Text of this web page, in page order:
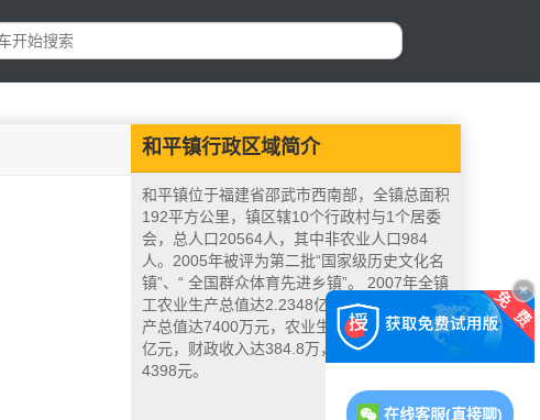
和平镇行政区域简介
和平镇位于福建省邵武市西南部，全镇总面积
192平方公里，镇区辖10个行政村与1个居委
会，总人口20564人，其中非农业人口984
人。2005年被评为第二批“国家级历史文化名
镇”、“ 全国群众体育先进乡镇”。 2007年全镇
工农业生产总值达2.2348亿元。其中工业生
产总值达7400万元，农业生产总值达1.4948
亿元，财政收入达384.8万，农民人均收入达
4398元。
在线客服(直接聊)